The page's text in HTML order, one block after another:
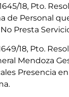
18, Pto.
de Personal
Presta
18, Pto.
Mendoza
Presencia